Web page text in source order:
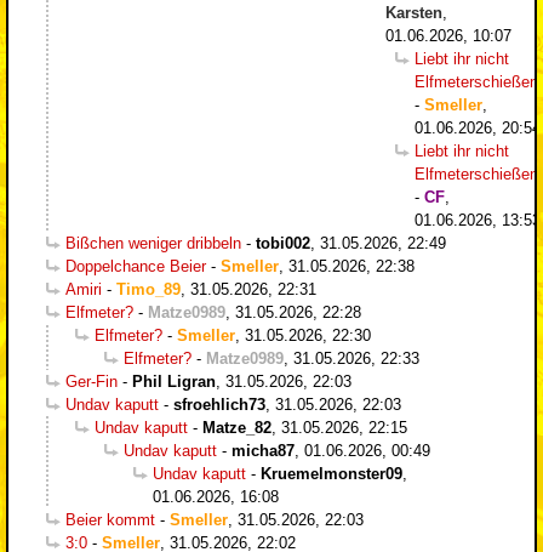
Karsten
01.06.2026, 10:07
Liebt ihr nicht
- Smeller
01.06.2026, 20:54
Liebt ihr nicht
- CF
01.06.2026, 13:53
Bißchen weniger dribbeln - tobi002 31.05.2026, 22:49
Doppelchance Beier- Smeller 31.05.2026, 22:38
Amiri - Timo_89 31.05.2026, 22:31
Elfmeter? - Matze0989 31.05.2026, 22:28
Elfmeter? - Smeller 31.05.2026, 22:30
Elfmeter? - Matze0989 31.05.2026, 22:33
Ger-Fin - Phil Ligran 31.05.2026, 22:03
Undav kaputt - sfroehlich73 31.05.2026, 22:03
Undav kaputt - Matze_82 31.05.2026, 22:15
Undav kaputt - micha87 01.06.2026, 00:49
Undav kaputt - Kruemelmonster09
01.06.2026, 16:08
Beier kommt - Smeller 31.05.2026, 22:03
3:0 - Smeller 31.05.2026, 22:02